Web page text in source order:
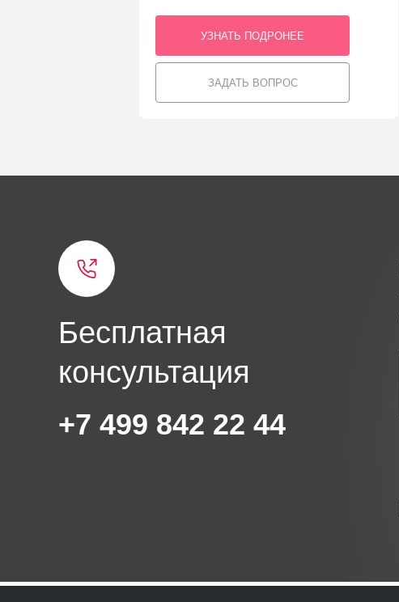
УЗНАТЬ ПОДРОНЕЕ
ЗАДАТЬ ВОПРОС
Бесплатная
консультация
+7 499 842 22 44